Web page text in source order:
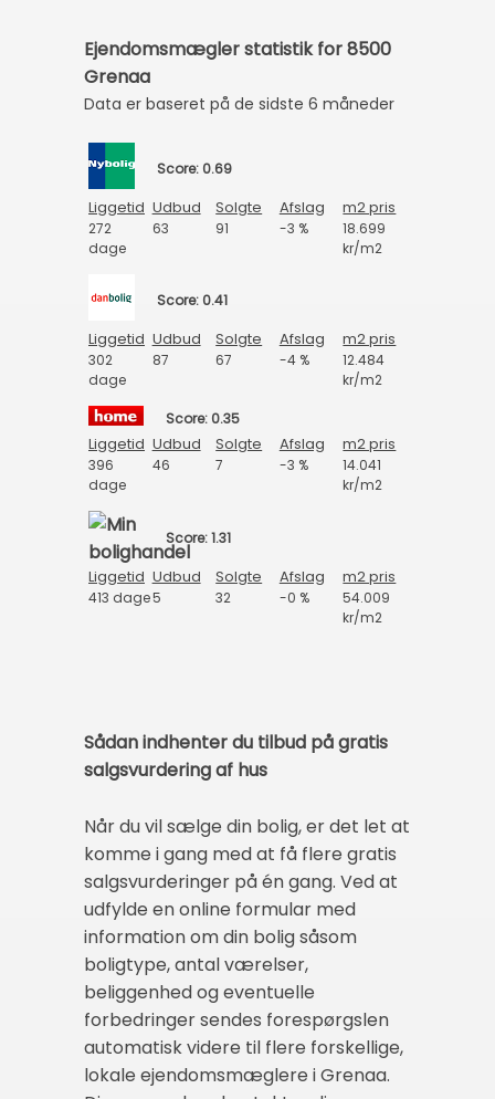
Ejendomsmægler statistik for 8500
Grenaa
Data er baseret på de sidste 6 måneder
Score: 0.69
Liggetid Udbud Solgte Afslag m2 pris
272
dage
63 91 -3 %
18.699
kr/m2
Score: 0.41
Liggetid Udbud Solgte Afslag m2 pris
302
dage
87 67 -4 %
12.484
kr/m2
Score: 0.35
Liggetid Udbud Solgte Afslag m2 pris
396
dage
46 7 -3 %
14.041
kr/m2
Score: 1.31
Liggetid Udbud Solgte Afslag m2 pris
413 dage5 32 -0 %
54.009
kr/m2
Sådan indhenter du tilbud på gratis
salgsvurdering af hus
Når du vil sælge din bolig, er det let at
komme i gang med at få flere gratis
salgsvurderinger på én gang. Ved at
udfylde en online formular med
information om din bolig såsom
boligtype, antal værelser,
beliggenhed og eventuelle
forbedringer sendes forespørgslen
automatisk videre til flere forskellige,
lokale ejendomsmæglere i Grenaa.